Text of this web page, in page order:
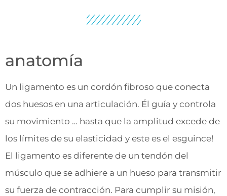
anatomía
Un ligamento es un cordón fibroso que conecta
dos huesos en una articulación. Él guía y controla
su movimiento … hasta que la amplitud excede de
los límites de su elasticidad y este es el esguince!
El ligamento es diferente de un tendón del
músculo que se adhiere a un hueso para transmitir
su fuerza de contracción. Para cumplir su misión,